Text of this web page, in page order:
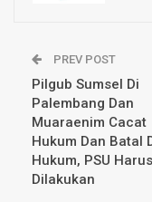
PREV POST
Pilgub Sumsel Di
Palembang Dan
Muaraenim Cacat
Hukum Dan Batal
Hukum, PSU Harus
Dilakukan